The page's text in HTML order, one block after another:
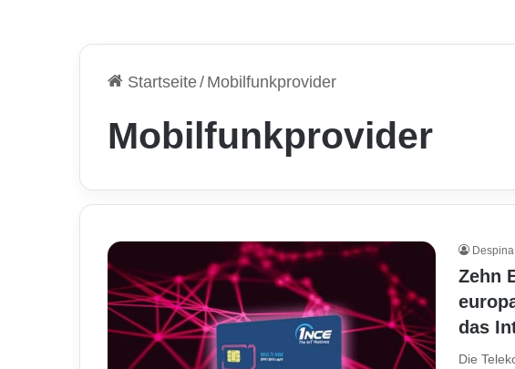
Startseite/ Mobilfunkprovider
Mobilfunkprovider
Zehn
das
Die